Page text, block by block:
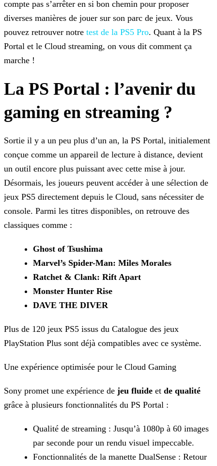
compte pas s’arrêter en si bon chemin pour proposer
diverses manières de jouer sur son parc de jeux. Vous
pouvez retrouver notre test de la PS5 Pro. Quant à la PS
Portal et le Cloud streaming, on vous dit comment ça
marche !
La PS Portal : l’avenir du
gaming en streaming ?
Sortie il y a un peu plus d’un an, la PS Portal, initialement
conçue comme un appareil de lecture à distance, devient
un outil encore plus puissant avec cette mise à jour.
Désormais, les joueurs peuvent accéder à une sélection de
jeux PS5 directement depuis le Cloud, sans nécessiter de
console. Parmi les titres disponibles, on retrouve des
classiques comme :
Ghost of Tsushima
Marvel’s Spider-Man: Miles Morales
Ratchet & Clank: Rift Apart
Monster Hunter Rise
DAVE THE DIVER
Plus de 120 jeux PS5 issus du Catalogue des jeux
PlayStation Plus sont déjà compatibles avec ce système.
Une expérience optimisée pour le Cloud Gaming
Sony promet une expérience de jeu fluide et de qualité
grâce à plusieurs fonctionnalités du PS Portal :
Qualité de streaming : Jusqu’à 1080p à 60 images
par seconde pour un rendu visuel impeccable.
Fonctionnalités de la manette DualSense : Retour